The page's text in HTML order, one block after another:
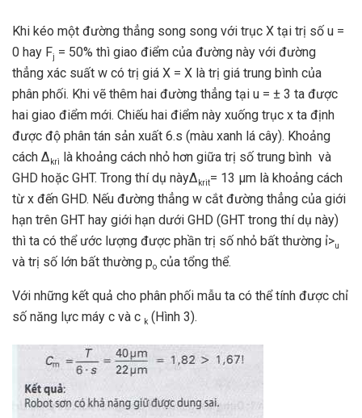
Khi kéo một đường thẳng song song với trục X tại trị số u =
0 hay Fj = 50% thì giao điểm của đường này với đường
thẳng xác suất w có trị giá X = X là trị giá trung bình của
phân phối. Khi vẽ thêm hai đường thẳng tại u = ± 3 ta được
hai giao điểm mới. Chiếu hai điểm này xuống trục x ta định
được độ phân tán sản xuất 6.s (màu xanh lá cây). Khoảng
cách Δ krì là khoảng cách nhỏ hơn giữa trị số trung bình và
GHD hoặc GHT. Trong thí dụ nàyΔ krit= 13 µm là khoảng cách
từ x đến GHD. Nếu đường thẳng w cắt đường thẳng của giới
hạn trên GHT hay giới hạn dưới GHD (GHT trong thí dụ này)
thì ta có thể ước lượng được phần trị số nhỏ bất thường ỉ>u
và trị số lớn bất thường po của tổng thể.
Với những kết quả cho phân phối mẫu ta có thể tính được chỉ
số năng lực máy c và c k (Hình 3).